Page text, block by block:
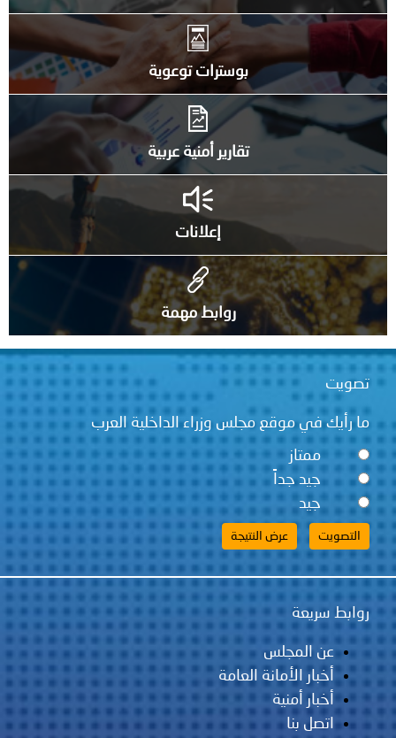
بوسترات توعوية
تقارير أمنية عربية
إعلانات
روابط مهمة
تصويت
ما رأيك في موقع مجلس وزراء الداخلية العرب
ممتاز
جيد جداً
جيد
روابط سريعة
عن المجلس
أخبار الأمانة العامة
أخبار أمنية
اتصل بنا